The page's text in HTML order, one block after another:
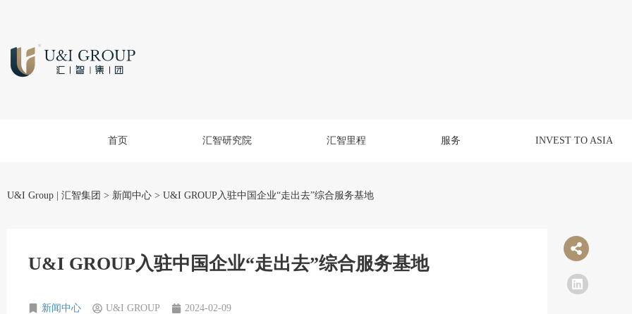
首页 汇智研究院 汇智里程 服务 INVEST TO ASIA
U&I Group | 汇智集团 > 新闻中心 > U&I GROUP入驻中国企业“走出去”综合服务基地
U&I GROUP入驻中国企业“走出去”综合服务基地
新闻中心 U&I GROUP 2024-02-09